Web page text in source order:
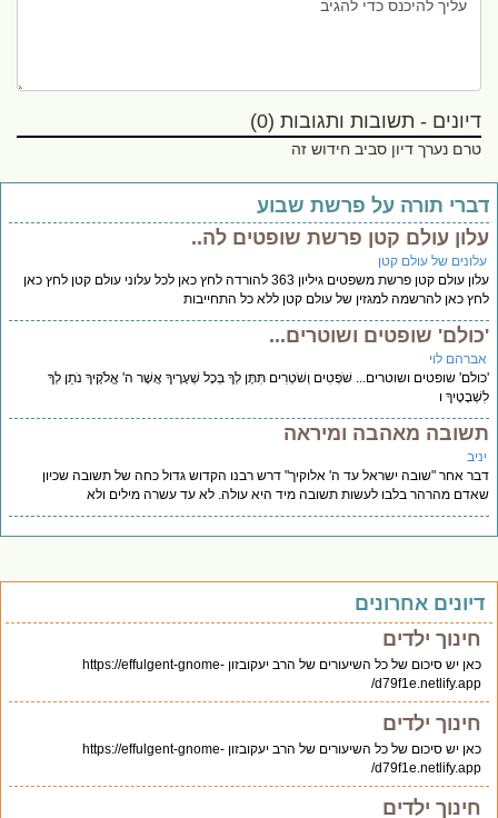
דיונים - תשובות ותגובות (0)
טרם נערך דיון סביב חידוש זה
תורה על פרשת שבוע
עולם קטן פרשת שופטים לה..
של עולם קטן
עלון עולם קטן פרשת משפטים גיליון 363 להורדה לחץ כאן לכל עלוני עולם קטן לחץ כאן
כאן להרשמה למגזין של עולם קטן ללא כל התחייבות
שופטים ושוטרים...
לוי
שופטים ושוטרים... שֹׁפְטִים וְשֹׁטְרִים תִּתֶּן לְךָ בְּכָל שְׁעָרֶיךָ אֲשֶׁר ה' אֱלֹקֶיךָ נֹתֵן לְךָ
ו
מאהבה ומיראה
אחר "שובה ישראל עד ה' אלוקיך" דרש רבנו הקדוש גדול כחה של תשובה שכיון
מהרהר בלבו לעשות תשובה מיד היא עולה. לא עד עשרה מילים ולא
אחרונים
חינוך ילדים
כאן יש סיכום של כל השיעורים של הרב יעקובזון https://effulgent-gnome-
d79f1e.netlify.app/
חינוך ילדים
כאן יש סיכום של כל השיעורים של הרב יעקובזון https://effulgent-gnome-
d79f1e.netlify.app/
חינוך ילדים